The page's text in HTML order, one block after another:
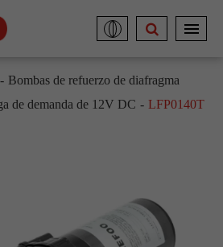
Bombas de refuerzo de diafragma
de demanda de 12V DC
LFP0140T